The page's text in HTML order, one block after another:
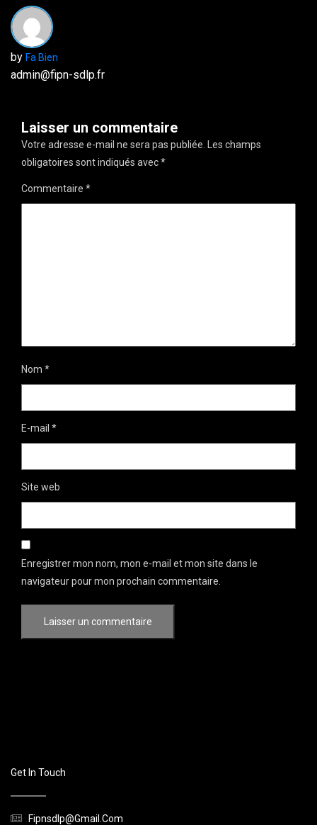
by Fa Bien
admin@fipn-sdlp.fr
Laisser un commentaire
Votre adresse e-mail ne sera pas publiée. Les champs
obligatoires sont indiqués avec*
Commentaire *
Nom *
E-mail *
Site web
Enregistrer mon nom, mon e-mail et mon site dans le
navigateur pour mon prochain commentaire.
Get In Touch
Fipnsdlp@gmail.com